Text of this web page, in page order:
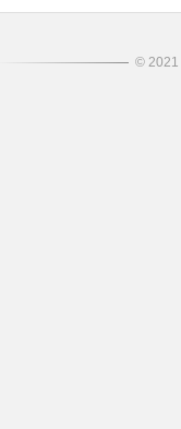
© 2021